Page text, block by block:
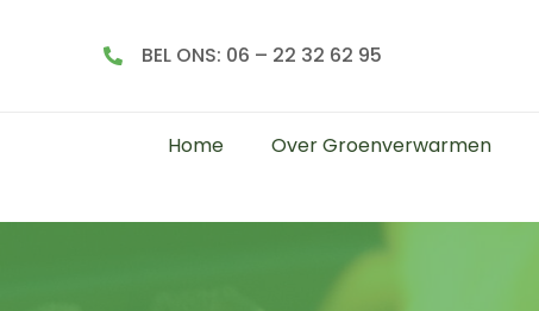
BEL ONS: 06 – 22 32 62 95
Home Over Groenverwarmen